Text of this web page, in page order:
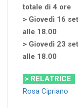
totale di 4 ore
> Giovedì 16
alle 18.00
> Giovedì 23
alle 18.00
> RELATRICE
Rosa Cipriano